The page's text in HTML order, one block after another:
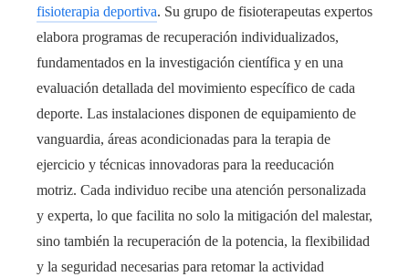
fisioterapia deportiva. Su grupo de fisioterapeutas expertos
elabora programas de recuperación individualizados,
fundamentados en la investigación científica y en una
evaluación detallada del movimiento específico de cada
deporte. Las instalaciones disponen de equipamiento de
vanguardia, áreas acondicionadas para la terapia de
ejercicio y técnicas innovadoras para la reeducación
motriz. Cada individuo recibe una atención personalizada
y experta, lo que facilita no solo la mitigación del malestar,
sino también la recuperación de la potencia, la flexibilidad
y la seguridad necesarias para retomar la actividad